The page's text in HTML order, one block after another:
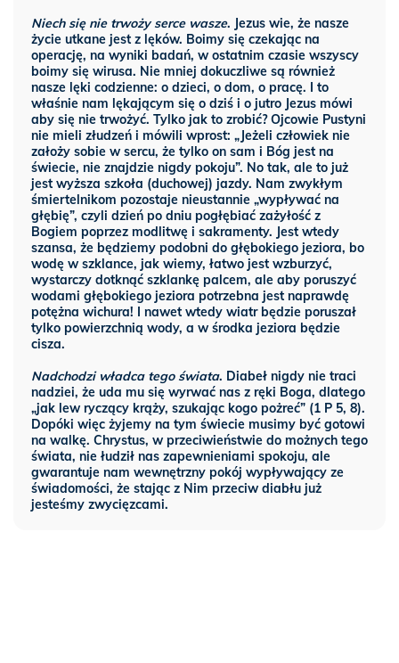
Niech się nie trwoży serce wasze. Jezus wie, że nasze
życie utkane jest z lęków. Boimy się czekając na
operację, na wyniki badań, w ostatnim czasie wszyscy
boimy się wirusa. Nie mniej dokuczliwe są również
nasze lęki codzienne: o dzieci, o dom, o pracę. I to
właśnie nam lękającym się o dziś i o jutro Jezus mówi
aby się nie trwożyć. Tylko jak to zrobić? Ojcowie Pustyni
nie mieli złudzeń i mówili wprost: „Jeżeli człowiek nie
założy sobie w sercu, że tylko on sam i Bóg jest na
świecie, nie znajdzie nigdy pokoju”. No tak, ale to już
jest wyższa szkoła (duchowej) jazdy. Nam zwykłym
śmiertelnikom pozostaje nieustannie „wypływać na
głębię”, czyli dzień po dniu pogłębiać zażyłość z
Bogiem poprzez modlitwę i sakramenty. Jest wtedy
szansa, że będziemy podobni do głębokiego jeziora, bo
wodę w szklance, jak wiemy, łatwo jest wzburzyć,
wystarczy dotknąć szklankę palcem, ale aby poruszyć
wodami głębokiego jeziora potrzebna jest naprawdę
potężna wichura! I nawet wtedy wiatr będzie poruszał
tylko powierzchnią wody, a w środka jeziora będzie
cisza.
Nadchodzi władca tego świata. Diabeł nigdy nie traci
nadziei, że uda mu się wyrwać nas z ręki Boga, dlatego
„jak lew ryczący krąży, szukając kogo pożreć” (1 P 5, 8).
Dopóki więc żyjemy na tym świecie musimy być gotowi
na walkę. Chrystus, w przeciwieństwie do możnych tego
świata, nie łudził nas zapewnieniami spokoju, ale
gwarantuje nam wewnętrzny pokój wypływający ze
świadomości, że stając z Nim przeciw diabłu już
jesteśmy zwycięzcami.